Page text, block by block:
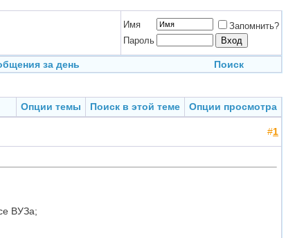
Имя
Запомнить?
Пароль
за день Поиск
Опции темы Поиск в этой теме
Опции просмотра
#1
ВУЗа;